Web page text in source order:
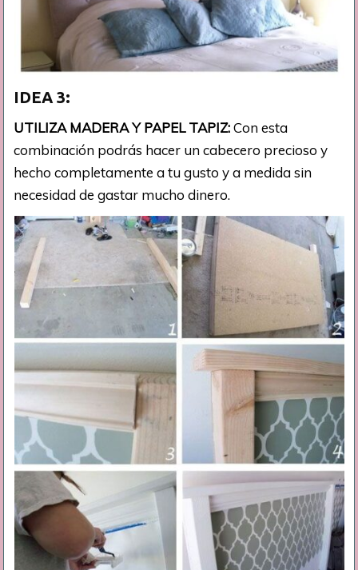
IDEA 3:
UTILIZA MADERA Y PAPEL TAPIZ:Con esta
combinación podrás hacer un cabecero precioso y
hecho completamente a tu gusto y a medida sin
necesidad de gastar mucho dinero.